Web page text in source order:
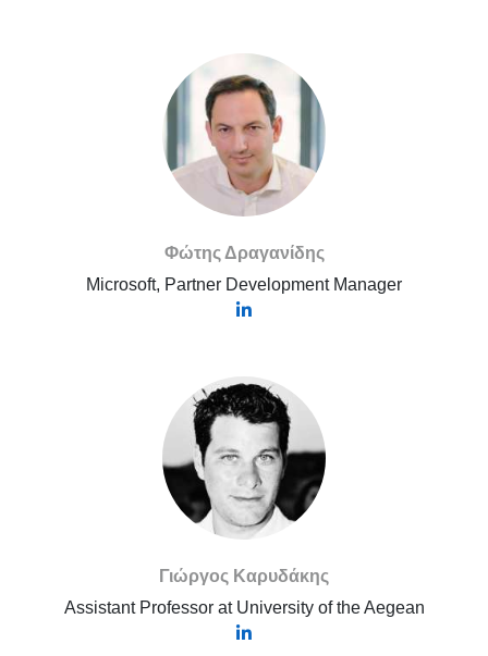
Φώτης Δραγανίδης
Microsoft, Partner Development Manager
Γιώργος Καρυδάκης
Assistant Professor at University of the Aegean